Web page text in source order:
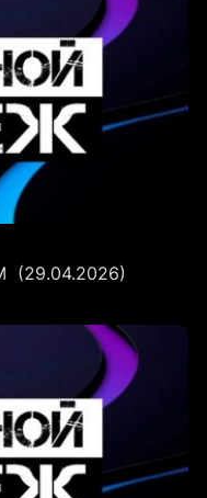
(29.04.2026)